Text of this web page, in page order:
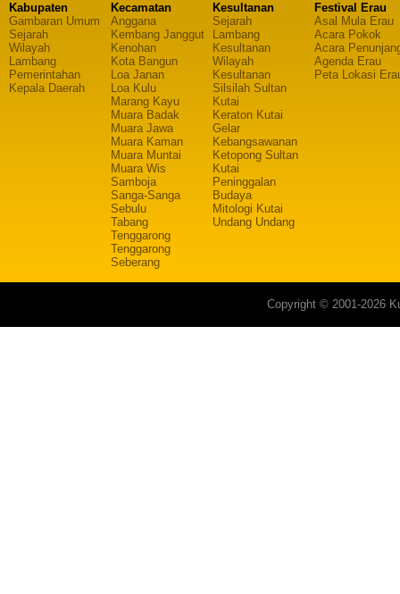
Kabupaten
Gambaran Umum
Sejarah
Wilayah
Lambang
Pemerintahan
Kepala Daerah
Kecamatan
Anggana
Kembang Janggut
Kenohan
Kota Bangun
Loa Janan
Loa Kulu
Marang Kayu
Muara Badak
Muara Jawa
Muara Kaman
Muara Muntai
Muara Wis
Samboja
Sanga-Sanga
Sebulu
Tabang
Tenggarong
Tenggarong
Seberang
Kesultanan
Sejarah
Lambang
Kesultanan
Wilayah
Kesultanan
Silsilah Sultan
Kutai
Keraton Kutai
Gelar
Kebangsawanan
Ketopong Sultan
Kutai
Peninggalan
Budaya
Mitologi Kutai
Undang Undang
Festival Erau
Asal Mula Erau
Acara Pokok
Acara
Agenda Erau
Peta Lokasi
Copyright © 2001-2026